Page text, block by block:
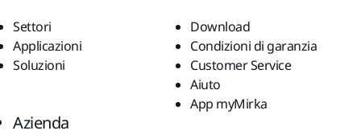
Settori
Applicazioni
Soluzioni
Download
Condizioni di garanzia
Customer Service
Aiuto
App myMirka
Azienda